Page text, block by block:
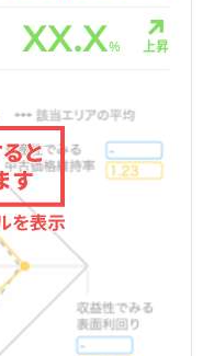
XX.X% 上昇